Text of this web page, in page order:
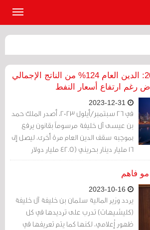
حصاد البحرين 2023: الدين العام 124% من الناتج الإجمالي
رغم ارتفاع أسعار النفط
في ‏26 سبتمبر/أيلول 2023، أصدر الملك حمد
بن عيسى آل خليفة مرسوماً بقانون يرفع
بموجبه سقف الدين العام مرة أخرى، ليصل إلى
16 مليار دينار بحريني (42.5 مليار دولار
أميركي).
مو فاهم
يردد وزير المالية سلمان بن خليفة آل خليفة
(كليشيهات) تدرب على ترديدها في كل
ظهور إْعلامي، لكنها كما يتم تعريفها في